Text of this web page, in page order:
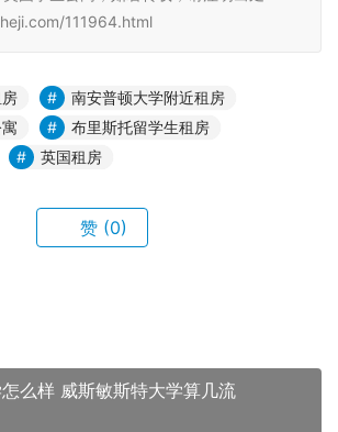
111964.html
南安普顿大学附近租房
布里斯托留学生租房
英国租房
赞 (0)
么样 威斯敏斯特大学算几流